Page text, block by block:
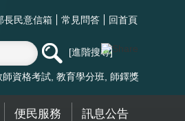
長民意信箱 常見問答 回首頁
進階搜尋
師資格考試 教育學分班 師鐸獎
便民服務 訊息公告